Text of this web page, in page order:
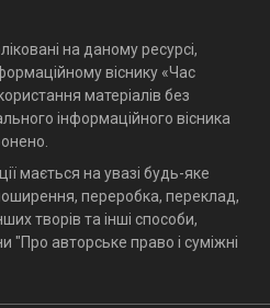
на даному ресурсі,
віснику «Час
матеріалів без
інформаційного вісника
мається на увазі будь-яке
переробка, переклад,
творів та інші способи,
"Про авторське право і суміжні